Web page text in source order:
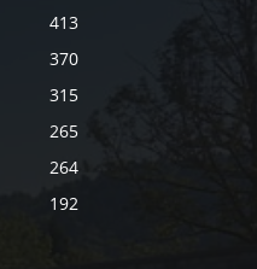
413
370
315
265
264
192